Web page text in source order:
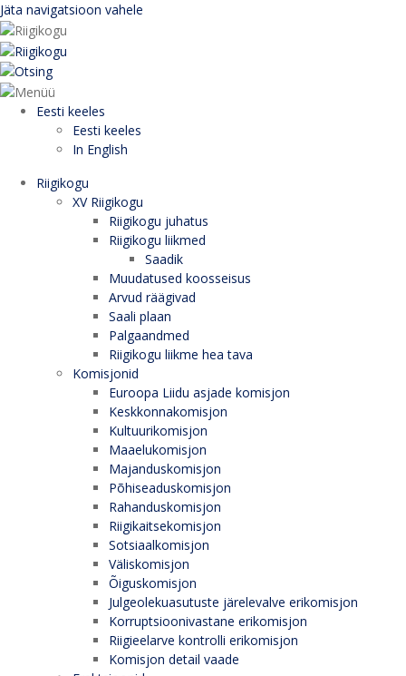
Jäta navigatsioon vahele
Eesti keeles
Eesti keeles
In English
Riigikogu
XV Riigikogu
Riigikogu juhatus
Riigikogu liikmed
Saadik
Muudatused koosseisus
Arvud räägivad
Saali plaan
Palgaandmed
Riigikogu liikme hea tava
Komisjonid
Euroopa Liidu asjade komisjon
Keskkonnakomisjon
Kultuurikomisjon
Maaelukomisjon
Majanduskomisjon
Põhiseaduskomisjon
Rahanduskomisjon
Riigikaitsekomisjon
Sotsiaalkomisjon
Väliskomisjon
Õiguskomisjon
Julgeolekuasutuste järelevalve erikomisjon
Korruptsioonivastane erikomisjon
Riigieelarve kontrolli erikomisjon
Komisjon detail vaade